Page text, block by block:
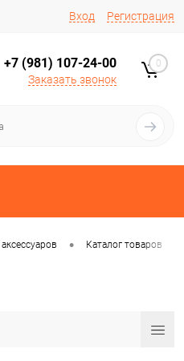
Вход Регистрация
+7 (981) 107-24-00
Заказать звонок
0
• Каталог товаров